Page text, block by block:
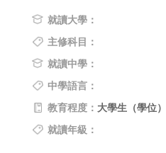
就讀大學：
主修科目：
就讀中學：
中學語言：
教育程度： 大學生（學位）
就讀年級：